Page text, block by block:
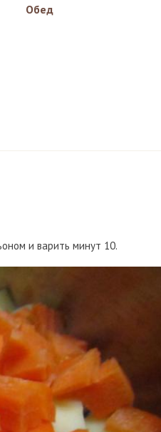
Обед
и варить минут 10.